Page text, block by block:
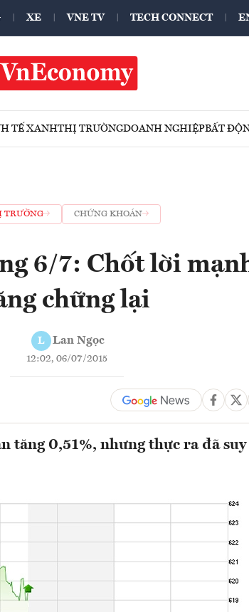
XE VNE TV TECH CONNECT
TẾ XANHTHỊ TRƯỜNGDOANH NGHIỆPBẤT
TRƯỜNG CHỨNG KHOÁN
6/7: Chốt lời
chững lại
L Lan Ngọc
12:02, 06/07/2015
tăng 0,51%, nhưng thực ra đã